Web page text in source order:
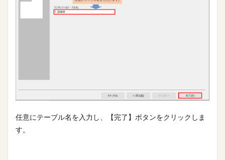
任意にテーブル名を入力し、【完了】ボタンをクリックしま
す。